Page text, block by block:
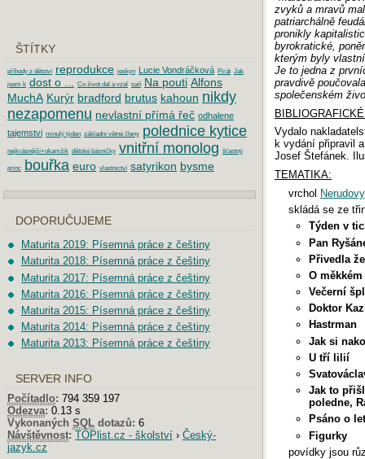
zvyků a mravů
patriarchálně
pronikly
byrokratické,
kterým byly
Je to jedna z
pravdivě
společenském
Vydalo
k vydání připravil
Josef Štefánek.
TEMATIKA:
vrchol Nerudovy
skládá se ze
Týden v
Pan
Přivedla
O
Večerní
Doktor
Hastrman
Jak si
U tří lilií
Jak to
poledne,
Psáno o
Figurky
povídky jsou
ŠTÍTKY
příhody z dětství reprodukce jeskyn Lucie Vondráčková Pirát Jak
jsem k dost o ... Co život dal a vzal saň Na pouti Alfons
MuchA Kurýr bradford brutus kahoun nikdy
nezapomenu nevlastní přímá řeč odhalene
tajemstvi minulý týden základní větné členy polednice kytice
nejkrásnější+okamžik dětské básničky vnitřní monolog šťastný
princ bouřka euro vlastnictví satyrikon bysme
DOPORUČUJEME
Maturita 2019: Písemná práce z češtiny
Maturita 2018: Písemná práce z češtiny
Maturita 2017: Písemná práce z češtiny
Maturita 2016: Písemná práce z češtiny
Maturita 2015: Písemná práce z češtiny
Maturita 2014: Písemná práce z češtiny
Maturita 2013: Písemná práce z češtiny
SERVER INFO
Počítadlo: 794 359 197
Odezva: 0.13 s
Vykonaných SQL dotazů: 6
Návštěvnost: TOPlist.cz - školství › Český-
jazyk.cz